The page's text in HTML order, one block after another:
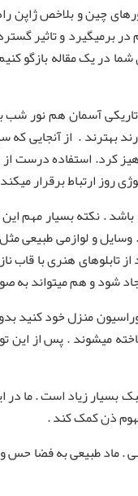
چین و بلاخص ژاپن
برمیگیرد و تاثیر
در یک مقاله بازگو
آسمان هم نور
. از آنجایی
استفاده درست
روز ارتباط برقرار
. نکته بسیار مهم
و لوازمی طبیعی
هنری با قاب
شود و هم میتواند به
منزل خود کنید
میشوند . پس از
بسیار زیاد است . ما
ذن کمک کند .
. ماد طبیعی به فضا